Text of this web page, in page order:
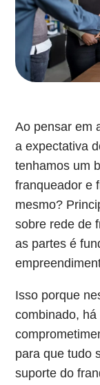
Ao pensar em
a expectativa
tenhamos um
franqueador e
mesmo?
sobre rede de
as partes é
Isso porque
combinado,
para que tudo
suporte do